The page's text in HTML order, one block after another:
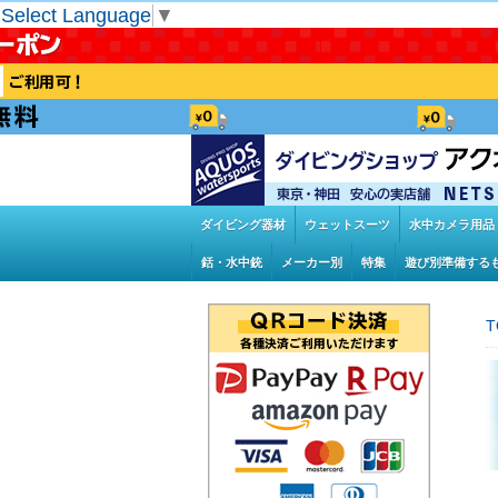
Select Language ▼
ダイビング器材 ウェットスーツ 水中カメラ用品
銛・水中銃 メーカー別 特集 遊び別準備する